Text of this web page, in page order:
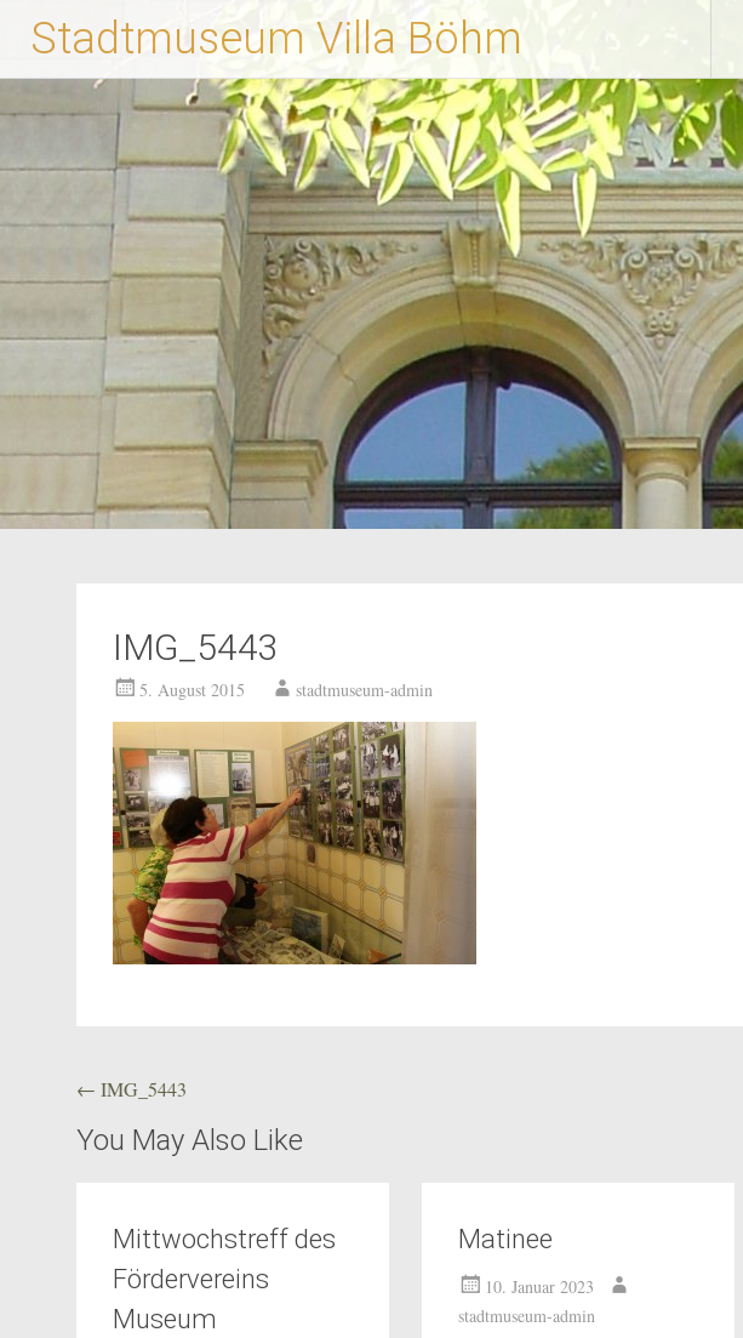
InhaltStadtmuseum Villa Böhm
IMG_5443
5. August 2015 stadtmuseum-admin
Beitragsnavigation
← IMG_5443
You May Also Like
Mittwochstreff des
Fördervereins
Museum
Matinee
10. Januar 2023
stadtmuseum-admin